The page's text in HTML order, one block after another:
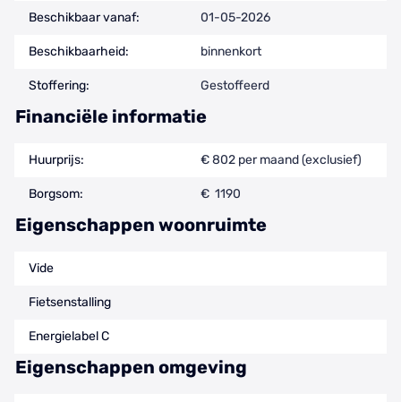
Beschikbaar vanaf: 01-05-2026
Beschikbaarheid: binnenkort
Stoffering: Gestoffeerd
Financiële informatie
Huurprijs: € 802 per maand (exclusief)
Borgsom: € 1190
Eigenschappen woonruimte
Vide
Fietsenstalling
Energielabel C
Eigenschappen omgeving